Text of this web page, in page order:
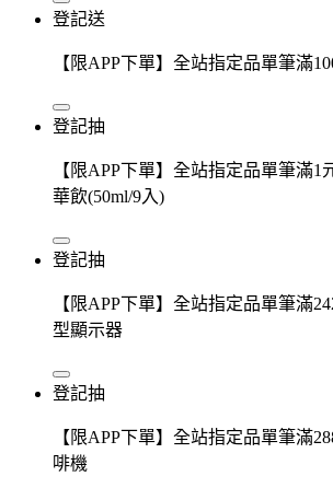
登記送
【限APP下單】全站指定品單筆滿
登記抽
【限APP下單】全站指定品單筆滿1
華飲(50ml/9入)
登記抽
【限APP下單】全站指定品單筆滿
型顯示器
登記抽
【限APP下單】全站指定品單筆滿
啡機